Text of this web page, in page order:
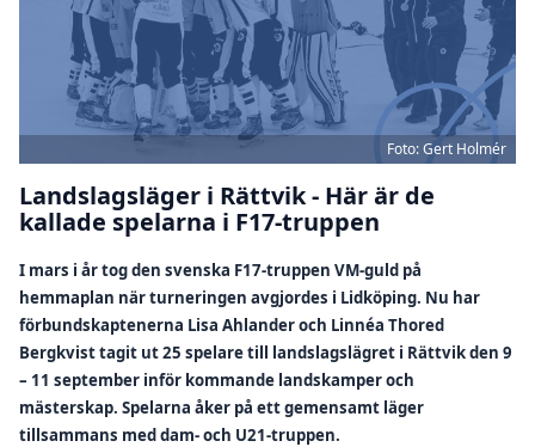
Foto: Gert Holmér
Landslagsläger i Rättvik - Här är de
kallade spelarna i F17-truppen
I mars i år tog den svenska F17-truppen VM-guld på
hemmaplan när turneringen avgjordes i Lidköping. Nu har
förbundskaptenerna Lisa Ahlander och Linnéa Thored
Bergkvist tagit ut 25 spelare till landslagslägret i Rättvik den 9
– 11 september inför kommande landskamper och
mästerskap. Spelarna åker på ett gemensamt läger
tillsammans med dam- och U21-truppen.